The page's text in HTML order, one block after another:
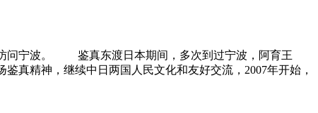
问宁波。 鉴真东渡日本期间，多次到过宁波，阿育王
真精神，继续中日两国人民文化和友好交流，2007年开始，